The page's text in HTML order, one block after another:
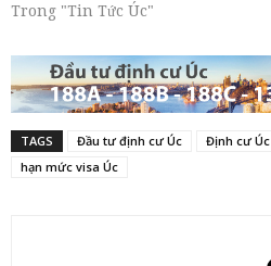
Trong "Tin Tức Úc"
TAGS Đầu tư định cư Úc Định cư Úc
hạn mức visa Úc